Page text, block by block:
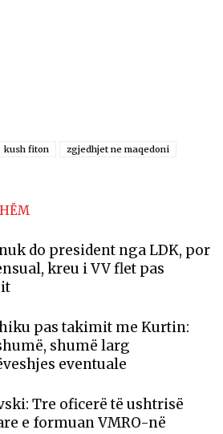
kush fiton zgjedhjet ne maqedoni
do president nga LDK, por
kreu i VV flet pas
pas takimit me Kurtin:
shumë larg
eventuale
Tre oficerë të ushtrisë
e formuan VMRO-në